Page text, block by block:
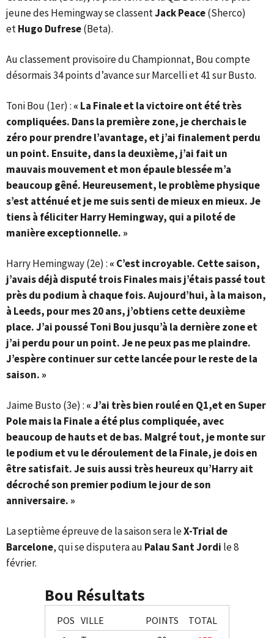
jeune des Hemingway se classentJack Peace(Sherco)
etHugo Dufrese(Beta).
Au classement provisoire du Championnat, Bou compte
désormais 34 points d’avance sur Marcelli et 41 sur Busto.
Toni Bou (1er) : « La Finale et la victoire ont été très
compliquées. Dans la première zone, je cherchais le
zéro pour prendre l’avantage, et j’ai finalement perdu
un point. Ensuite, dans la deuxième, j’ai fait un
mauvais mouvement et mon épaule blessée m’a
beaucoup gêné. Heureusement, le problème physique
s’est atténué et je me suis senti de mieux en mieux. Je
tiens à féliciter Harry Hemingway, qui a piloté de
manière exceptionnelle. »
Harry Hemingway (2e) : « C’est incroyable. Cette saison,
j’avais déjà disputé trois Finales mais j’étais passé tout
près du podium à chaque fois. Aujourd’hui, à la maison,
à Leeds, pour mes 20 ans, j’obtiens cette deuxième
place. J’ai poussé Toni Bou jusqu’à la dernière zone et
j’ai perdu pour un point. Je ne peux pas me plaindre.
J’espère continuer sur cette lancée pour le reste de la
saison. »
Jaime Busto (3e) : « J’ai très bien roulé en Q1,et en Super
Pole mais la Finale a été plus compliquée, avec
beaucoup de hauts et de bas. Malgré tout, je monte sur
le podium et vu le déroulement de la Finale, je dois en
être satisfait. Je suis aussi très heureux qu’Harry ait
décroché son premier podium le jour de son
anniversaire. »
La septième épreuve de la saison sera leX-Trial de
Barcelone, qui se disputera au Palau Sant Jordi le 8
février.
Bou Résultats
POS VILLE POINTS
TOTAL